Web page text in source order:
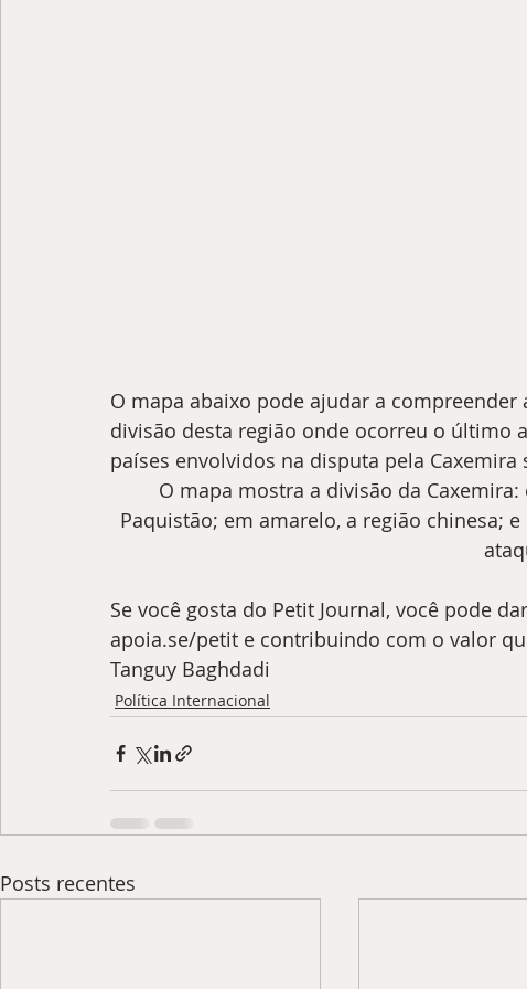
O mapa abaixo pode ajudar a compreender
divisão desta região onde ocorreu o último
países envolvidos na disputa pela Caxemira
O mapa mostra a divisão da
Paquistão; em amarelo, a região chinesa;
Se você gosta do Petit Journal, você pode
apoia.se/petit e contribuindo com o valor
Tanguy Baghdadi
Política Internacional
Posts recentes